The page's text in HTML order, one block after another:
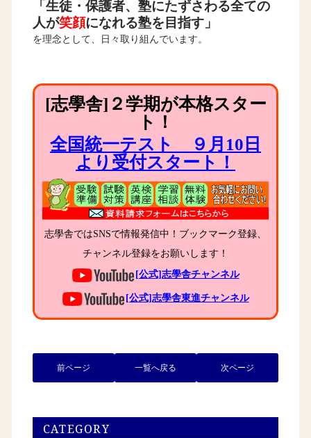
「生徒・保護者、塾にたずさわる全ての
人が笑顔になれる塾を目指す」
を理念として、日々取り組んでいます。
[志學舎]２学期が本格スター
ト！
全国統一テスト ９月10日
より受付スタート！
志學舎ではSNSで情報発信中！ブックマーク登録、
チャンネル登録をお願いします！
[公式]志學舎チャンネル
[公式]志學舎東進チャンネル
前ページ 一覧へ戻る 次ページ
CATEGORY